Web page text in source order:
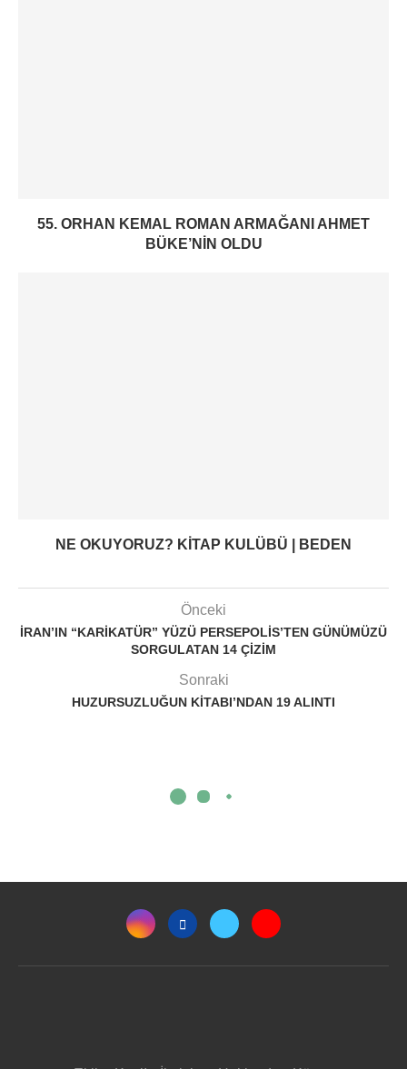
55. ORHAN KEMAL ROMAN ARMAĞANI AHMET
BÜKE’NIN OLDU
NE OKUYORUZ? KITAP KULÜBÜ | BEDEN
Önceki
İRAN’IN “KARIKATÜR” YÜZÜ PERSEPOLIS’TEN GÜNÜMÜZÜ
SORGULATAN 14 ÇIZIM
Sonraki
HUZURSUZLUĞUN KITABI’NDAN 19 ALINTI